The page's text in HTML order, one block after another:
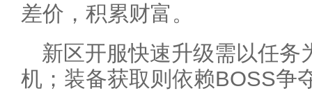
差价，积累财富。
新区开服快速升级需以任务
机；装备获取则依赖BOSS争